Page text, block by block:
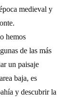
medieval y
hemos
de las más
un paisaje
baja, es
y descubrir la